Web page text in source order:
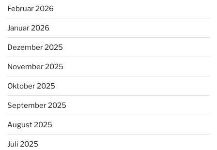
Februar 2026
Januar 2026
Dezember 2025
November 2025
Oktober 2025
September 2025
August 2025
Juli 2025